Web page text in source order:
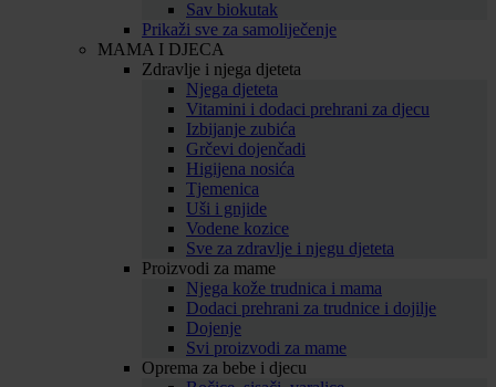
Sav biokutak
Prikaži sve za samoliječenje
MAMA I DJECA
Zdravlje i njega djeteta
Njega djeteta
Vitamini i dodaci prehrani za djecu
Izbijanje zubića
Grčevi dojenčadi
Higijena nosića
Tjemenica
Uši i gnjide
Vodene kozice
Sve za zdravlje i njegu djeteta
Proizvodi za mame
Njega kože trudnica i mama
Dodaci prehrani za trudnice i dojilje
Dojenje
Svi proizvodi za mame
Oprema za bebe i djecu